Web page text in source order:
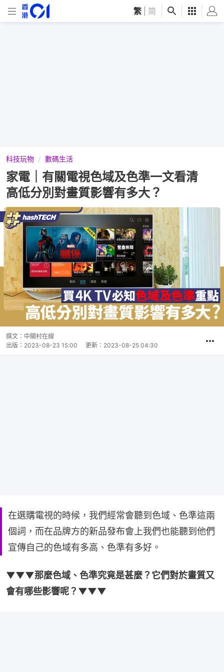
繁 简
科技玩物 數碼生活
家電｜有關電視色域及色準一文看清
高低分別對畫質影響有多大？
撰文： 中關村在線
出版： 2023-08-23 15:00 更新： 2023-08-25 04:30
在選購電視的時候，我們經常會聽到色域、色準這兩
個詞，而在品牌方的新品發布會上我們也能聽到他們
宣傳自己的色域有多高、色準有多好。
▼▼▼那麼色域、色準究竟是甚麼？它們對於畫質又
會有哪些影響呢？▼▼▼